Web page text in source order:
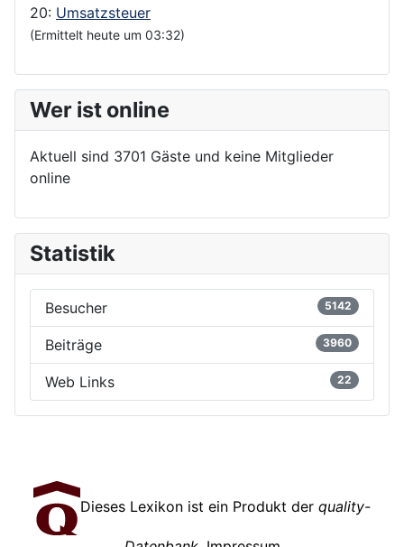
20: Umsatzsteuer
(Ermittelt heute um 03:32)
Wer ist online
Aktuell sind 3701 Gäste und keine Mitglieder
online
Statistik
Besucher 5142
Beiträge 3960
Web Links 22
Dieses Lexikon ist ein Produkt der quality-